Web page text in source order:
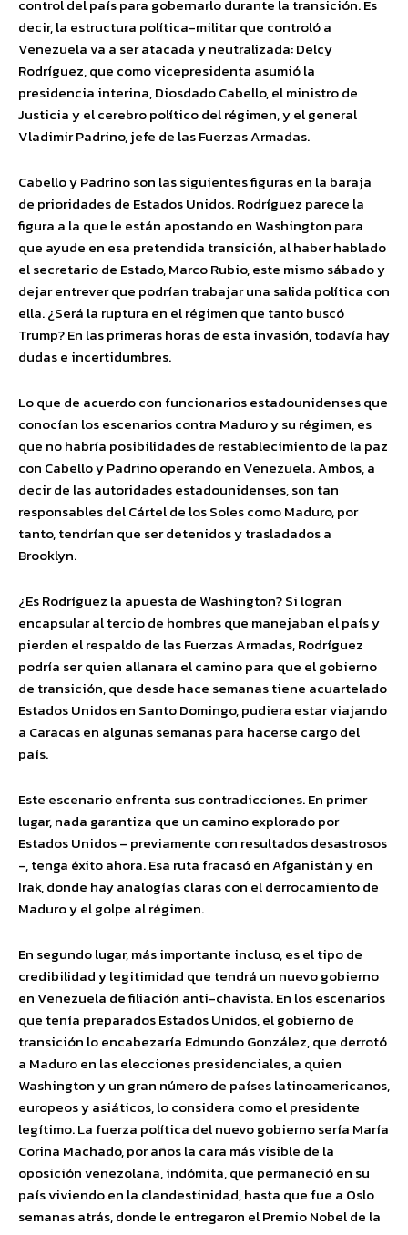
control del país para gobernarlo durante la transición. Es
decir, la estructura política-militar que controló a
Venezuela va a ser atacada y neutralizada: Delcy
Rodríguez, que como vicepresidenta asumió la
presidencia interina, Diosdado Cabello, el ministro de
Justicia y el cerebro político del régimen, y el general
Vladimir Padrino, jefe de las Fuerzas Armadas.
Cabello y Padrino son las siguientes figuras en la baraja
de prioridades de Estados Unidos. Rodríguez parece la
figura a la que le están apostando en Washington para
que ayude en esa pretendida transición, al haber hablado
el secretario de Estado, Marco Rubio, este mismo sábado y
dejar entrever que podrían trabajar una salida política con
ella. ¿Será la ruptura en el régimen que tanto buscó
Trump? En las primeras horas de esta invasión, todavía hay
dudas e incertidumbres.
Lo que de acuerdo con funcionarios estadounidenses que
conocían los escenarios contra Maduro y su régimen, es
que no habría posibilidades de restablecimiento de la paz
con Cabello y Padrino operando en Venezuela. Ambos, a
decir de las autoridades estadounidenses, son tan
responsables del Cártel de los Soles como Maduro, por
tanto, tendrían que ser detenidos y trasladados a
Brooklyn.
¿Es Rodríguez la apuesta de Washington? Si logran
encapsular al tercio de hombres que manejaban el país y
pierden el respaldo de las Fuerzas Armadas, Rodríguez
podría ser quien allanara el camino para que el gobierno
de transición, que desde hace semanas tiene acuartelado
Estados Unidos en Santo Domingo, pudiera estar viajando
a Caracas en algunas semanas para hacerse cargo del
país.
Este escenario enfrenta sus contradicciones. En primer
lugar, nada garantiza que un camino explorado por
Estados Unidos – previamente con resultados desastrosos
-, tenga éxito ahora. Esa ruta fracasó en Afganistán y en
Irak, donde hay analogías claras con el derrocamiento de
Maduro y el golpe al régimen.
En segundo lugar, más importante incluso, es el tipo de
credibilidad y legitimidad que tendrá un nuevo gobierno
en Venezuela de filiación anti-chavista. En los escenarios
que tenía preparados Estados Unidos, el gobierno de
transición lo encabezaría Edmundo González, que derrotó
a Maduro en las elecciones presidenciales, a quien
Washington y un gran número de países latinoamericanos,
europeos y asiáticos, lo considera como el presidente
legítimo. La fuerza política del nuevo gobierno sería María
Corina Machado, por años la cara más visible de la
oposición venezolana, indómita, que permaneció en su
país viviendo en la clandestinidad, hasta que fue a Oslo
semanas atrás, donde le entregaron el Premio Nobel de la